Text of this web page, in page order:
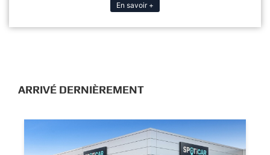
En savoir +
ARRIVÉ DERNIÈREMENT